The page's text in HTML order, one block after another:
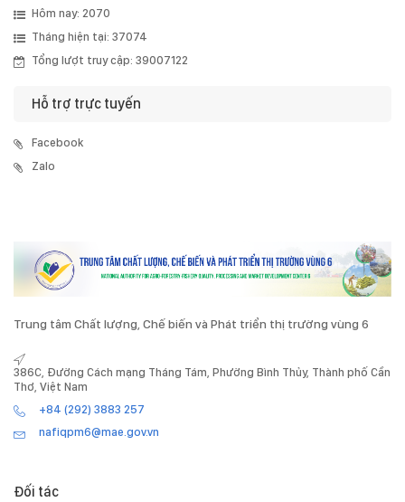
Hôm nay: 2070
Tháng hiện tại: 37074
Tổng lượt truy cập: 39007122
Hỗ trợ trực tuyến
Facebook
Zalo
Trung tâm Chất lượng, Chế biến và Phát triển thị trường vùng 6
386C, Đường Cách mạng Tháng Tám, Phường Bình Thủy, Thành phố Cần
Thơ, Việt Nam
+84 (292) 3883 257
nafiqpm6@mae.gov.vn
Đối tác